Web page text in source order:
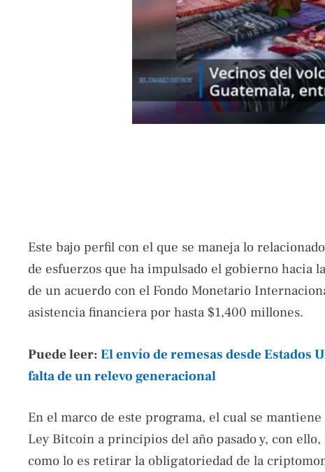
Este bajo perfil con el que se maneja lo
de esfuerzos que ha impulsado el gobierno hacia
de un acuerdo con el Fondo Monetario
asistencia financiera por hasta $1,400 millones.
Puede leer: El envío de remesas desde Estados
falta de un relevo generacional
En el marco de este programa, el cual se
Ley Bitcoin a principios del año pasado y, con
como lo es retirar la obligatoriedad de la